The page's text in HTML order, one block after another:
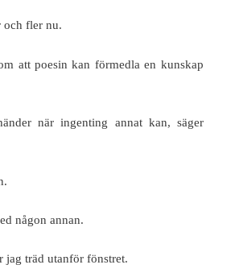
och fler nu.
att poesin kan förmedla en kunskap
när ingenting annat kan, säger
någon annan.
jag träd utanför fönstret.